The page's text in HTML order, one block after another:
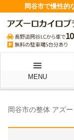
岡谷市で慢性的
menu
MENU
岡谷市の整体 アズ